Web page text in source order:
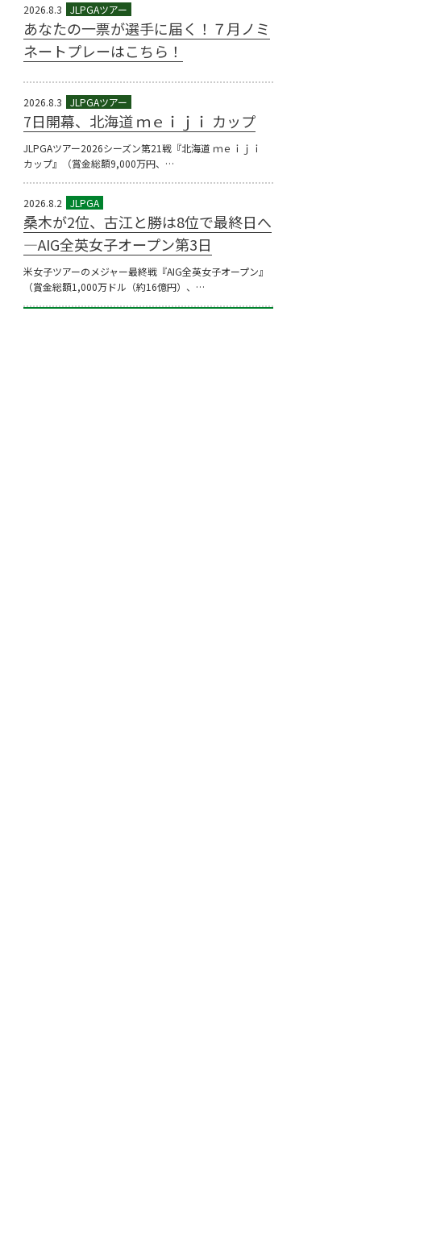
2026.8.3
あなたの一票が選手に届く！７月ノミ
ネートプレーはこちら！
2026.8.3
7日開幕、北海道 ｍｅｉｊｉ カップ
JLPGAツアー2026シーズン第21戦『北海道 ｍｅｉｊｉ
カップ』（賞金総額9,000万円、…
2026.8.2
桑木が2位、古江と勝は8位で最終日へ
―AIG全英女子オープン第3日
米女子ツアーのメジャー最終戦『AIG全英女子オープン』
（賞金総額1,000万ドル（約16億円）、…